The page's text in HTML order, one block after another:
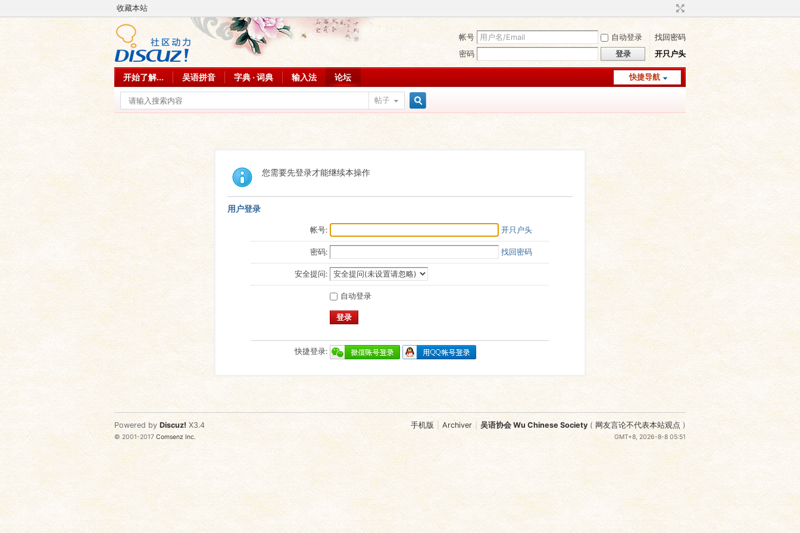
收藏本站
帐号 自动登录
找回密码
密码
登录 开只户头
快捷导航
开始了解... 吴语拼音 字典 · 词典 输入法 论坛
帖子
您需要先登录才能继续本操作
用户登录
帐号: 开只户头
密码: 找回密码
安全提问:
自动登录
登录
快捷登录:
手机版 Archiver 吴语协会 Wu Chinese Society ( 网友言论不代表本站观点 )
GMT+8, 2026-8-8 05:51
Powered by Discuz! X3.4
© 2001-2017Comsenz Inc.